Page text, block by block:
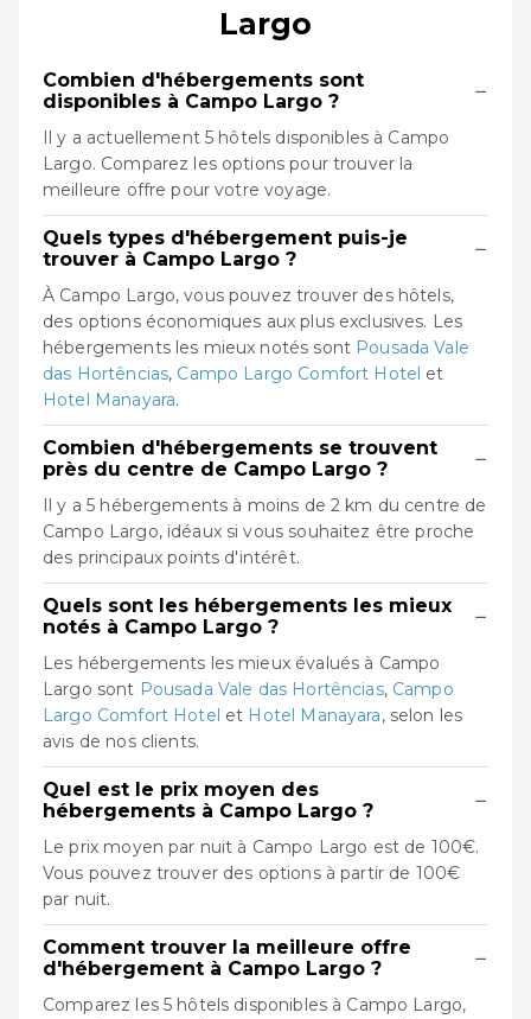
Largo
Combien d'hébergements sont
disponibles à Campo Largo ?
−
Il y a actuellement 5 hôtels disponibles à Campo
Largo. Comparez les options pour trouver la
meilleure offre pour votre voyage.
Quels types d'hébergement puis-je
trouver à Campo Largo ?
−
À Campo Largo, vous pouvez trouver des hôtels,
des options économiques aux plus exclusives. Les
hébergements les mieux notés sont Pousada Vale
das Hortências, Campo Largo Comfort Hotel et
Hotel Manayara.
Combien d'hébergements se trouvent
près du centre de Campo Largo ?
−
Il y a 5 hébergements à moins de 2 km du centre de
Campo Largo, idéaux si vous souhaitez être proche
des principaux points d'intérêt.
Quels sont les hébergements les mieux
notés à Campo Largo ?
−
Les hébergements les mieux évalués à Campo
Largo sont Pousada Vale das Hortências, Campo
Largo Comfort Hotel et Hotel Manayara, selon les
avis de nos clients.
Quel est le prix moyen des
hébergements à Campo Largo ?
−
Le prix moyen par nuit à Campo Largo est de 100€.
Vous pouvez trouver des options à partir de 100€
par nuit.
Comment trouver la meilleure offre
d'hébergement à Campo Largo ?
−
Comparez les 5 hôtels disponibles à Campo Largo,